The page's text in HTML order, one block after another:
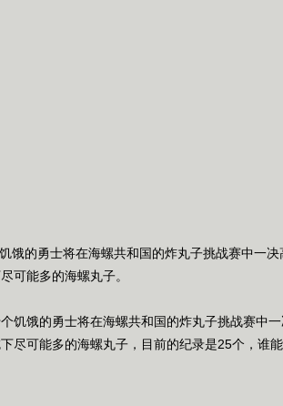
饿的勇士将在海螺共和国的炸丸子挑战赛中一
可能多的海螺丸子。
饥饿的勇士将在海螺共和国的炸丸子挑战赛中
尽可能多的海螺丸子，目前的纪录是25个，谁